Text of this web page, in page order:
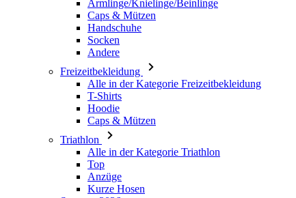
Freizeitbekleidung
Alle in der Kategorie Freizeitbekleidung
T-Shirts
Hoodie
Caps & Mützen
Triathlon
Alle in der Kategorie Triathlon
Top
Anzüge
Kurze Hosen
Sommer 2026
Team-Repliken
Special Editions
Ausverkauf
Geschenkgutscheine